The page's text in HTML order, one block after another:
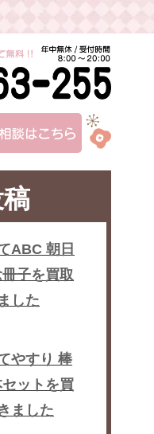
ABC 朝日
子を買取
した
やすり 棒
ットを買
ました